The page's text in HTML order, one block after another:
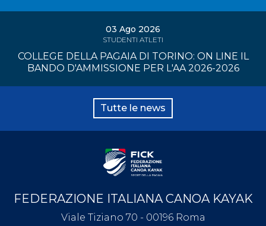
03 Ago 2026
STUDENTI ATLETI
COLLEGE DELLA PAGAIA DI TORINO: ON LINE IL
BANDO D'AMMISSIONE PER L'AA 2026-2026
Tutte le news
FEDERAZIONE ITALIANA CANOA KAYAK
Viale Tiziano 70 - 00196 Roma